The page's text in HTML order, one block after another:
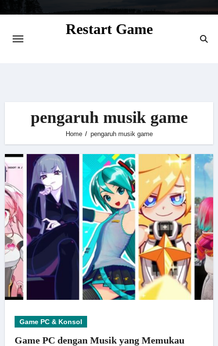
Restart Game
pengaruh musik game
Home pengaruh musik game
Game PC & Konsol
Game PC dengan Musik yang Memukau